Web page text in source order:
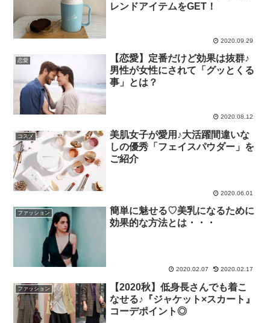
レンドアイテムをGET！
2020.09.29
恋愛
【恋愛】定番だけど効果は抜群♪
男性が女性にされて「グッとくる
事」とは？
2020.08.12
コスメ
美肌女子が愛用♪大活躍間違いな
しの優秀「フェイスパウダー」を
ご紹介
2020.06.01
ファッション
簡単に魅せる♡美乳になるために
効果的な方法とは・・・
2020.02.07 2020.02.17
ファッション
【2020秋】低身長さんでも着こ
なせる♪『ジャケット×スカート』
コーデポイント◎